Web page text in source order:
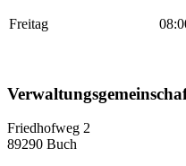
Freitag
Friedhofweg 2
89290 Buch